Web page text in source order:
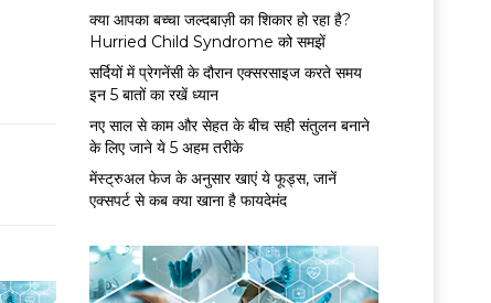
क्या आपका बच्चा जल्दबाज़ी का शिकार हो रहा है?
Hurried Child Syndrome को समझें
सर्द‍ियों में प्रेगनेंसी के दौरान एक्सरसाइज करते समय
इन 5 बातों का रखें ध्यान
नए साल से काम और सेहत के बीच सही संतुलन बनाने
के लिए जाने ये 5 अहम तरीके
मेंस्ट्रुअल फेज के अनुसार खाएं ये फूड्स, जानें
एक्सपर्ट से कब क्या खाना है फायदेमंद